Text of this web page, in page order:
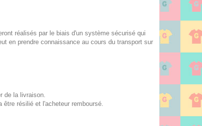
réalisés par le biais d'un système sécurisé qui
en prendre connaissance au cours du transport sur
de la livraison.
résilié et l'acheteur remboursé.